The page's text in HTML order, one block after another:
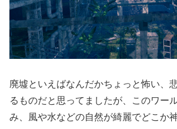
廃墟といえばなんだかちょっと怖い、
るものだと思ってましたが、このワー
み、風や水などの自然が綺麗でどこか